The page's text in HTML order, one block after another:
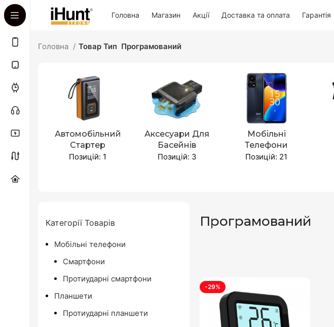
Головна Магазин Акції Доставка та оплата Гарантія
Головна Товар Тип Програмований
Автомобільний
Стартер
Позицій: 1
Аксесуари Для
Басейнів
Позицій: 3
Мобільні
Телефони
Позицій: 21
Категорії Товарів
Мобільні телефони
Смартфони
Протиударні смартфони
Планшети
Протиударні планшети
Програмований
-29%